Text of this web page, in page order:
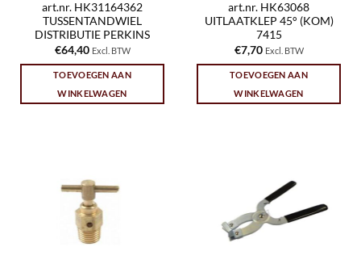
art.nr. HK31164362
TUSSENTANDWIEL
DISTRIBUTIE PERKINS
€64,40 Excl. BTW
TOEVOEGEN AAN
WINKELWAGEN
art.nr. HK63068
UITLAATKLEP 45° (KOM)
7415
€7,70 Excl. BTW
TOEVOEGEN AAN
WINKELWAGEN